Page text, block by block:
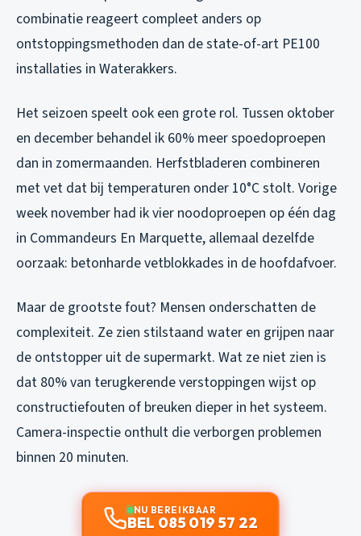
combinatie reageert compleet anders op
ontstoppingsmethoden dan de state-of-art PE100
installaties in Waterakkers.
Het seizoen speelt ook een grote rol. Tussen oktober
en december behandel ik 60% meer spoedoproepen
dan in zomermaanden. Herfstbladeren combineren
met vet dat bij temperaturen onder 10°C stolt. Vorige
week november had ik vier noodoproepen op één dag
in Commandeurs En Marquette, allemaal dezelfde
oorzaak: betonharde vetblokkades in de hoofdafvoer.
Maar de grootste fout? Mensen onderschatten de
complexiteit. Ze zien stilstaand water en grijpen naar
de ontstopper uit de supermarkt. Wat ze niet zien is
dat 80% van terugkerende verstoppingen wijst op
constructiefouten of breuken dieper in het systeem.
Camera-inspectie onthult die verborgen problemen
binnen 20 minuten.
NU BEREIKBAAR
BEL 085 019 57 22